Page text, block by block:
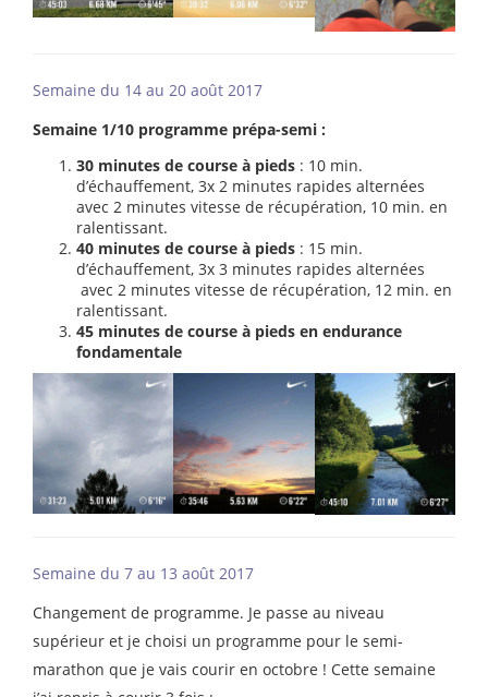
Semaine du 14 au 20 août 2017
Semaine 1/10 programme prépa-semi :
30 minutes de course à pieds : 10 min.
d’échauffement, 3x 2 minutes rapides alternées
avec 2 minutes vitesse de récupération, 10 min. en
ralentissant.
40 minutes de course à pieds : 15 min.
d’échauffement, 3x 3 minutes rapides alternées
avec 2 minutes vitesse de récupération, 12 min. en
ralentissant.
45 minutes de course à pieds en endurance
fondamentale
Semaine du 7 au 13 août 2017
Changement de programme. Je passe au niveau
supérieur et je choisi un programme pour le semi-
marathon que je vais courir en octobre ! Cette semaine